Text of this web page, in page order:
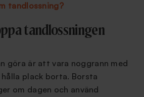
tandlossning?
tandlossningen
göra är att vara noggrann med
plack borta. Borsta
om dagen och använd